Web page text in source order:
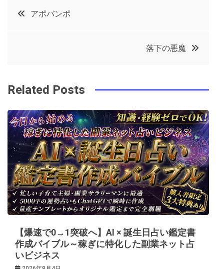
k
t
e
t
投
ビ
ゲ
ー
シ
ョ
ン
アポバンポ
落下の悪魔
Related Posts
【爆速で0→1突破へ】AI × 誕生日占い鑑定書
作成バイブル～稼ぎに特化した副業ネット占
いビジネス